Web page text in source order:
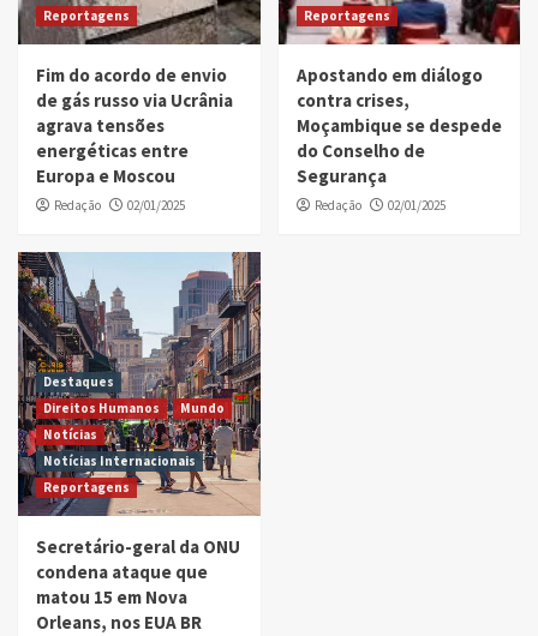
Reportagens
Fim do acordo de envio
de gás russo via Ucrânia
agrava tensões
energéticas entre
Europa e Moscou
Redação 02/01/2025
Reportagens
Apostando em diálogo
contra crises,
Moçambique se despede
do Conselho de
Segurança
Redação 02/01/2025
Destaques
Direitos Humanos
Mundo
Notícias
Notícias Internacionais
Reportagens
Secretário-geral da ONU
condena ataque que
matou 15 em Nova
Orleans, nos EUA BR